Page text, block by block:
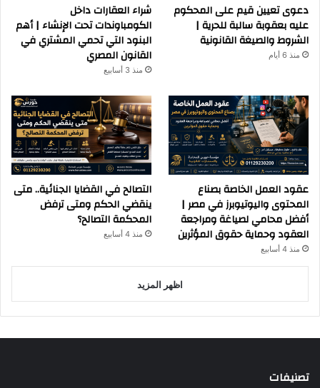
دعوى تعيين قيم على المحكوم
عليه بعقوبة سالبة للحرية |
الشروط والصيغة القانونية
منذ 6 أيام
شراء العقارات داخل
الكومباوندات تحت الإنشاء | أهم
البنود التي تحمي المشتري في
القانون المصري
منذ 3 أسابيع
عقود العمل الخاصة بصناع
المحتوى واليوتيوبرز في مصر |
أفضل محامي لصياغة ومراجعة
العقود وحماية حقوق المؤثرين
منذ 4 أسابيع
التصالح في القضايا الجنائية.. متى
ينقضي الحكم ومتى ترفض
المحكمة التصالح؟
منذ 4 أسابيع
اظهر المزيد
تصنيفات